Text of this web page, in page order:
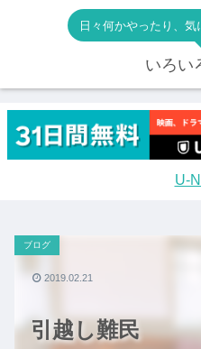
日々何かやったり、
いろい
U-
引越し難民
ブログ
2019.02.21